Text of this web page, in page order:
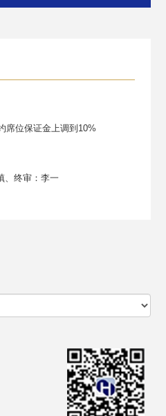
席位保证金上调到 10%
、终审：李一